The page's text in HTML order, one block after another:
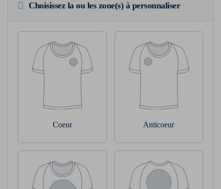
Choisissez la ou les zone(s) à personnaliser
Coeur Anticoeur